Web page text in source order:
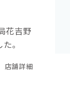
花吉野
。
店舗詳細